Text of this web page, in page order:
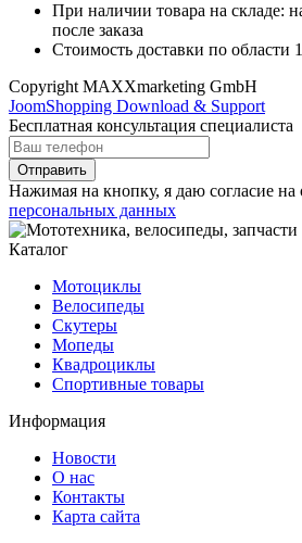
При наличии товара на складе:
после заказа
Стоимость доставки по области
Copyright MAXXmarketing GmbH
JoomShopping Download & Support
Бесплатная консультация специалиста
Отправить
Нажимая на кнопку, я даю согласие на
персональных данных
Каталог
Мотоциклы
Велосипеды
Скутеры
Мопеды
Квадроциклы
Спортивные товары
Информация
Новости
О нас
Контакты
Карта сайта